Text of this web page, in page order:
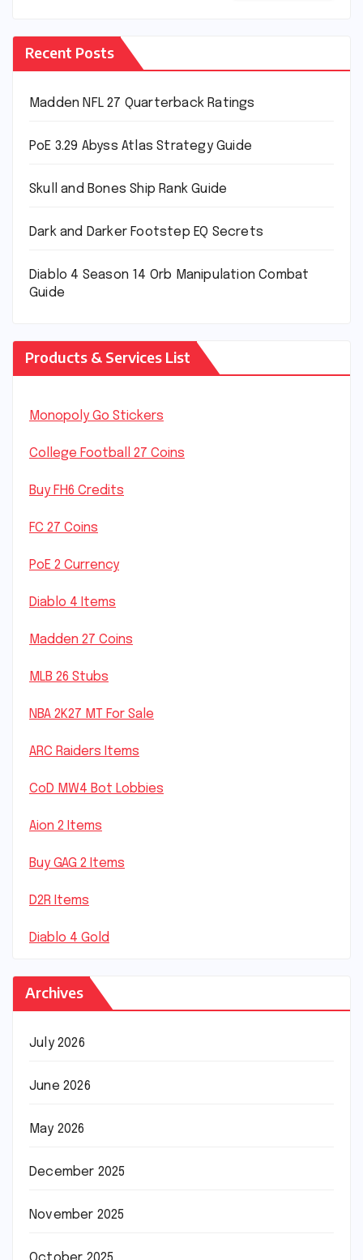
Recent Posts
Madden NFL 27 Quarterback Ratings
PoE 3.29 Abyss Atlas Strategy Guide
Skull and Bones Ship Rank Guide
Dark and Darker Footstep EQ Secrets
Diablo 4 Season 14 Orb Manipulation Combat
Guide
Products & Services List
Monopoly Go Stickers
College Football 27 Coins
Buy FH6 Credits
FC 27 Coins
PoE 2 Currency
Diablo 4 Items
Madden 27 Coins
MLB 26 Stubs
NBA 2K27 MT For Sale
ARC Raiders Items
CoD MW4 Bot Lobbies
Aion 2 Items
Buy GAG 2 Items
D2R Items
Diablo 4 Gold
Archives
July 2026
June 2026
May 2026
December 2025
November 2025